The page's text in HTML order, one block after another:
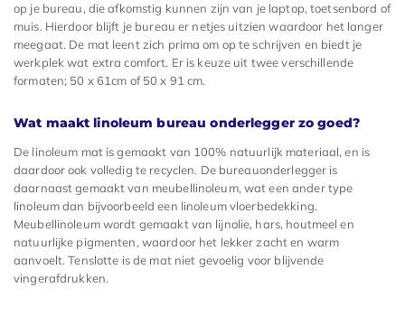
op je bureau, die afkomstig kunnen zijn van je laptop, toetsenbord of
muis. Hierdoor blijft je bureau er netjes uitzien waardoor het langer
meegaat. De mat leent zich prima om op te schrijven en biedt je
werkplek wat extra comfort. Er is keuze uit twee verschillende
formaten; 50 x 61cm of 50 x 91 cm.
Wat maakt linoleum bureau onderlegger zo goed?
De linoleum mat is gemaakt van 100% natuurlijk materiaal, en is
daardoor ook volledig te recyclen. De bureauonderlegger is
daarnaast gemaakt van meubellinoleum, wat een ander type
linoleum dan bijvoorbeeld een linoleum vloerbedekking.
Meubellinoleum wordt gemaakt van lijnolie, hars, houtmeel en
natuurlijke pigmenten, waardoor het lekker zacht en warm
aanvoelt. Tenslotte is de mat niet gevoelig voor blijvende
vingerafdrukken.